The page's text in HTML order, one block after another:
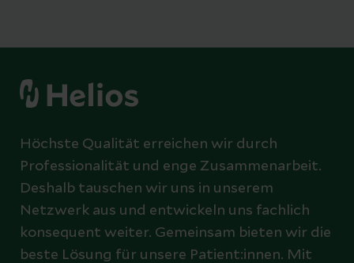
Höchste Qualität erreichen wir durch
Professionalität und enge Zusammenarbeit.
Deshalb tauschen wir uns in unserem
Netzwerk aus und entwickeln uns fachlich
konsequent weiter. Gemeinsam bieten wir die
beste Lösung für unsere Patient:innen. Mit